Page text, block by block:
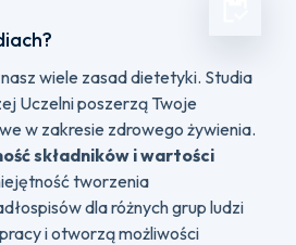
wiele zasad dietetyki. Studia
Uczelni poszerzą Twoje
w zakresie zdrowego żywienia.
składników i wartości
tworzenia
dla różnych grup ludzi
i otworzą możliwości